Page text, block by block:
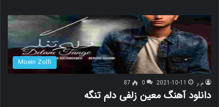
Moein Zolfi
م.ر 2021-10-11
0
87
دانلود آهنگ معین زلفی دلم تنگه